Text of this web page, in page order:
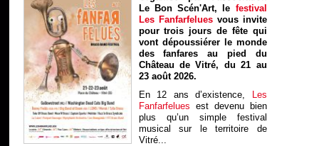
Le Bon Scén'Art, le festival
Les Fanfarfelues vous invite
pour trois jours de fête qui
vont dépoussiérer le monde
des fanfares au pied du
Château de Vitré, du 21 au
23 août 2026.
En 12 ans d’existence, Les
Fanfarfelues est devenu bien
plus qu’un simple festival
musical sur le territoire de
Vitré...